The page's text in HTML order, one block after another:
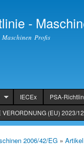
-
Profis
IECEx
PSA-
VERORDNUNG (EU) 2023/
2006/42/EG »